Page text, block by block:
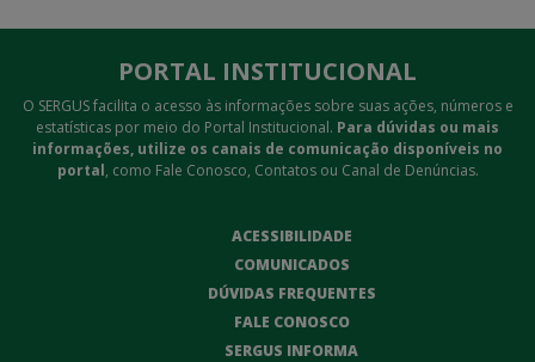
PORTAL INSTITUCIONAL
O SERGUS facilita o acesso às informações sobre suas ações, números e
estatísticas por meio do Portal Institucional. Para dúvidas ou mais
informações, utilize os canais de comunicação disponíveis no
portal, como Fale Conosco, Contatos ou Canal de Denúncias.
ACESSIBILIDADE
COMUNICADOS
DÚVIDAS FREQUENTES
FALE CONOSCO
SERGUS INFORMA